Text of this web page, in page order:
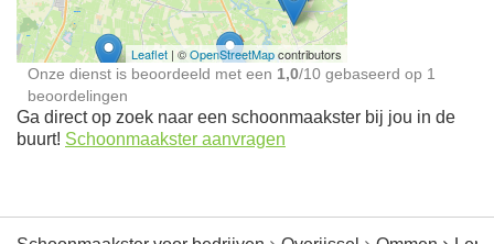
Leaflet | ©OpenStreetMapcontributors
Onze dienst is beoordeeld met een 1,0/10 gebaseerd op 1
beoordelingen
Ga direct op zoek naar een schoonmaakster bij jou in de
buurt! Schoonmaakster aanvragen